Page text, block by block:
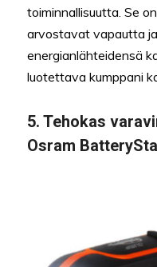
toiminnallisuutta. Se
arvostavat vapautta
energianlähteidensä
luotettava kumppani
5. Tehokas
Osram